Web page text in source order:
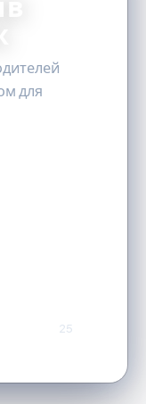
для
25